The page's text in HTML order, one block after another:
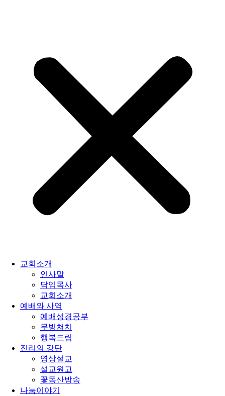
교회소개
인사말
담임목사
교회소개
예배와 사역
예배성경공부
무빙쳐치
행복드림
진리의 강단
영상설교
설교원고
꽃동산방송
나눔이야기